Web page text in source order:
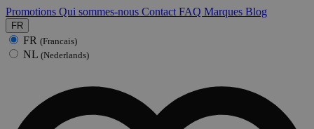
Promotions Qui sommes-nous Contact FAQ Marques Blog
FR
FR (Francais)
NL (Nederlands)